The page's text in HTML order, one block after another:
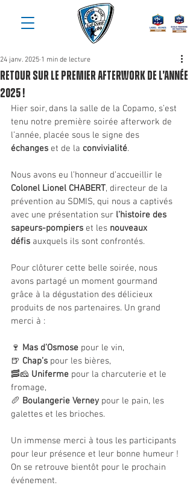
Retour sur le premier afterwork de l’année
2025 !
24 janv. 2025 1 min de lecture
Hier soir, dans la salle de la Copamo, s’est
tenu notre première soirée afterwork de
l’année, placée sous le signe des
échanges et de la convivialité.
Nous avons eu l’honneur d’accueillir le
Colonel Lionel CHABERT, directeur de la
prévention au SDMIS, qui nous a captivés
avec une présentation sur l’histoire des
sapeurs-pompiers et les nouveaux
défis auxquels ils sont confrontés.
Pour clôturer cette belle soirée, nous
avons partagé un moment gourmand
grâce à la dégustation des délicieux
produits de nos partenaires. Un grand
merci à :
🍷 Mas d’Osmose pour le vin,
🍺 Chap’s pour les bières,
🥓🧀 Uniferme pour la charcuterie et le
fromage,
🥖 Boulangerie Verney pour le pain, les
galettes et les brioches.
Un immense merci à tous les participants
pour leur présence et leur bonne humeur !
On se retrouve bientôt pour le prochain
événement.